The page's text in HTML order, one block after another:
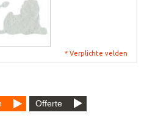
* Verplichte velden
Offerte